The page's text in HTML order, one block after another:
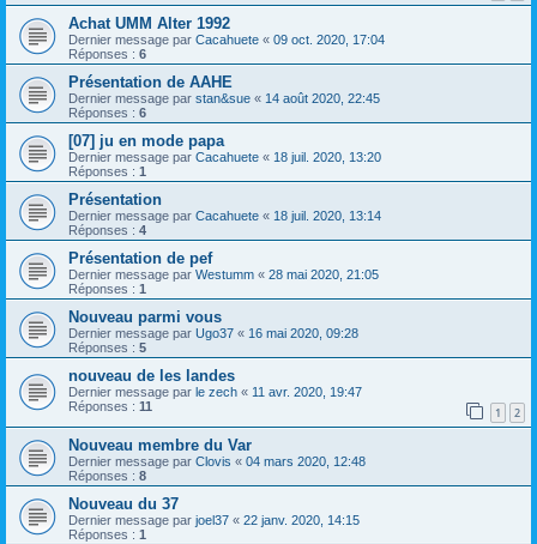
Achat UMM Alter 1992
Dernier message par Cacahuete « 09 oct. 2020, 17:04
Réponses : 6
Présentation de AAHE
Dernier message par stan&sue « 14 août 2020, 22:45
Réponses : 6
[07] ju en mode papa
Dernier message par Cacahuete « 18 juil. 2020, 13:20
Réponses : 1
Présentation
Dernier message par Cacahuete « 18 juil. 2020, 13:14
Réponses : 4
Présentation de pef
Dernier message par Westumm « 28 mai 2020, 21:05
Réponses : 1
Nouveau parmi vous
Dernier message par Ugo37 « 16 mai 2020, 09:28
Réponses : 5
nouveau de les landes
Dernier message par le zech « 11 avr. 2020, 19:47
Réponses : 11 1 2
Nouveau membre du Var
Dernier message par Clovis « 04 mars 2020, 12:48
Réponses : 8
Nouveau du 37
Dernier message par joel37 « 22 janv. 2020, 14:15
Réponses : 1